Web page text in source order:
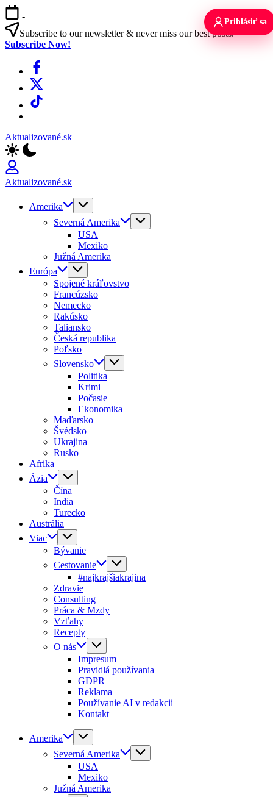
Skip
to
content
-
Subscribe to our newsletter & never miss our best posts.
Subscribe Now!
Facebook
X
TikTok
Aktualizované.sk
Aktualizované.sk
Amerika
Severná Amerika
USA
Mexiko
Južná Amerika
Európa
Spojené kráľovstvo
Francúzsko
Nemecko
Rakúsko
Taliansko
Česká republika
Poľsko
Slovensko
Politika
Krimi
Počasie
Ekonomika
Maďarsko
Švédsko
Ukrajina
Rusko
Afrika
Ázia
Čína
India
Turecko
Austrália
Viac
Bývanie
Cestovanie
#najkrajšiakrajina
Zdravie
Consulting
Práca & Mzdy
Vzťahy
Recepty
O nás
Impresum
Pravidlá používania
GDPR
Reklama
Používanie AI v redakcii
Kontakt
Amerika
Severná Amerika
USA
Mexiko
Južná Amerika
Prihlásiť sa